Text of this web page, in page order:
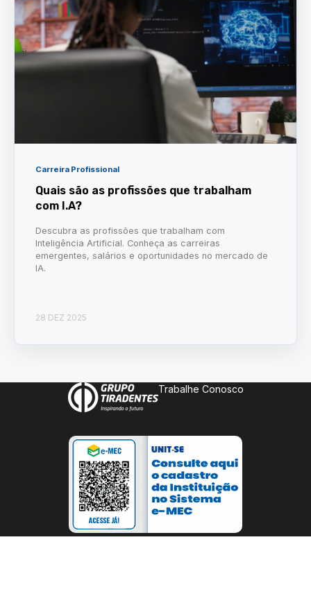
Carreira Profissional
Quais são as profissões que trabalham
com I.A?
Descubra as profissões que trabalham com
Inteligência Artificial. Conheça as carreiras
emergentes, salários e oportunidades no mercado de
IA.
28 DEZ 2025
Trabalhe Conosco